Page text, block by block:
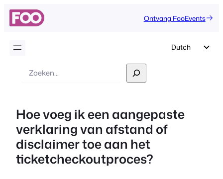
Ontvang FooEvents
Dutch
Italian
Zoek
Hoe voeg ik een aangepaste
verklaring van afstand of
disclaimer toe aan het
ticketcheckoutproces?